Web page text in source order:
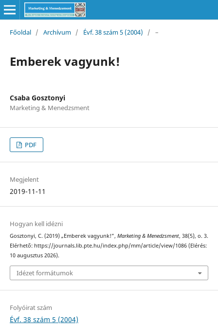
Főoldal / Archívum / Évf. 38 szám 5 (2004) / –
Emberek vagyunk!
Csaba Gosztonyi
Marketing & Menedzsment
PDF
Megjelent
2019-11-11
Hogyan kell idézni
Gosztonyi, C. (2019) „Emberek vagyunk!”, Marketing & Menedzsment, 38(5), o. 3.
Elérhető: https://journals.lib.pte.hu/index.php/mm/article/view/1086 (Elérés:
10 augusztus 2026).
Idézet formátumok
Folyóirat szám
Évf. 38 szám 5 (2004)